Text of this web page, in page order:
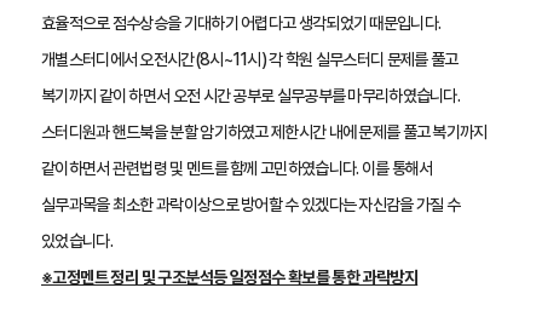
효율적으로 점수상승을 기대하기 어렵다고 생각되었기 때문입니다.
개별스터디에서 오전시간(8시~11시) 각 학원 실무스터디 문제를 풀고
복기까지 같이 하면서 오전 시간 공부로 실무공부를 마무리하였습니다.
스터디원과 핸드북을 분할 암기하였고 제한시간 내에 문제를 풀고 복기까지
같이하면서 관련법령 및 멘트를 함께 고민하였습니다. 이를 통해서
실무과목을 최소한 과락이상으로 방어할 수 있겠다는 자신감을 가질 수
있었습니다.
※고정멘트 정리 및 구조분석등 일정점수 확보를 통한 과락방지